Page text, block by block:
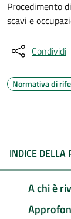
Procedimento
scavi e
Condividi
Normativa di
INDICE DELLA
A chi è